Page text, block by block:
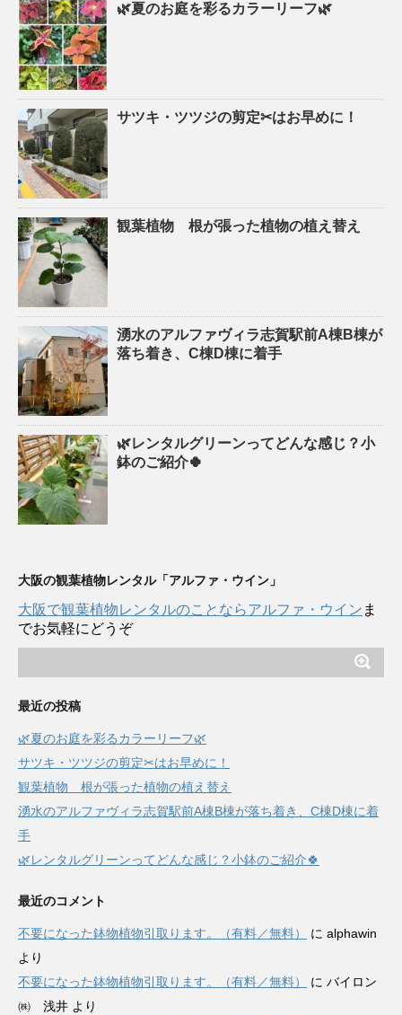
🌿夏のお庭を彩るカラーリーフ🌿
サツキ・ツツジの剪定✂はお早めに！
観葉植物 根が張った植物の植え替え
湧水のアルファヴィラ志賀駅前A棟B棟が
落ち着き、C棟D棟に着手
🌿レンタルグリーンってどんな感じ？小
鉢のご紹介🍀
大阪の観葉植物レンタル「アルファ・ウイン」
大阪で観葉植物レンタルのことならアルファ・ウイン ま
でお気軽にどうぞ
最近の投稿
🌿夏のお庭を彩るカラーリーフ🌿
サツキ・ツツジの剪定✂はお早めに！
観葉植物 根が張った植物の植え替え
湧水のアルファヴィラ志賀駅前A棟B棟が落ち着き、C棟D棟に着
手
🌿レンタルグリーンってどんな感じ？小鉢のご紹介🍀
最近のコメント
不要になった鉢物植物引取ります。（有料／無料） に alphawin
より
不要になった鉢物植物引取ります。（有料／無料）
に バイロン
㈱ 浅井 より